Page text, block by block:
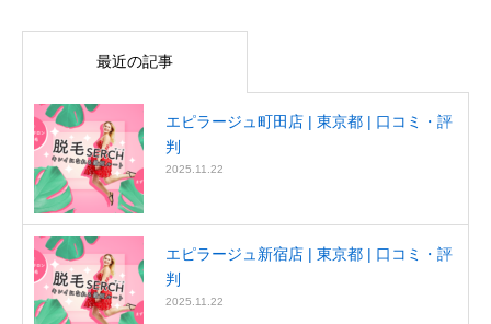
最近の記事
エピラージュ町田店 | 東京都 | 口コミ・評
判
2025.11.22
エピラージュ新宿店 | 東京都 | 口コミ・評
判
2025.11.22